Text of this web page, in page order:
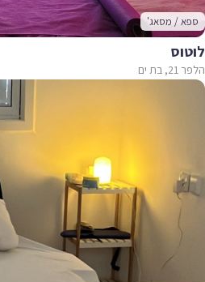
ספא / מסאג'
לוטוס
הלפר 21, בת ים